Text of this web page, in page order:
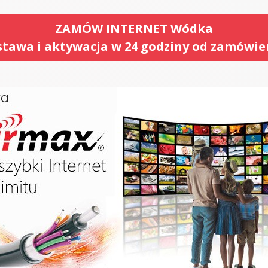
ZAMÓW INTERNET Wódka
i aktywacja w 24 godziny od